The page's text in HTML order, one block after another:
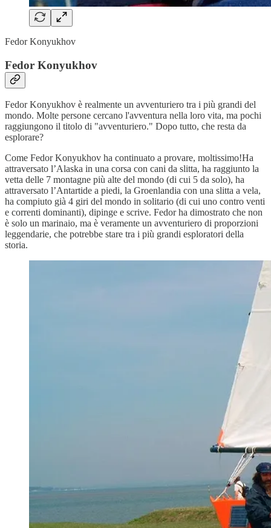
Fedor Konyukhov
Fedor Konyukhov
Fedor Konyukhov è realmente un avventuriero tra i più grandi del
mondo. Molte persone cercano l'avventura nella loro vita, ma pochi
raggiungono il titolo di "avventuriero." Dopo tutto, che resta da
esplorare?
Come Fedor Konyukhov ha continuato a provare, moltissimo!Ha
attraversato l’Alaska in una corsa con cani da slitta, ha raggiunto la
vetta delle 7 montagne più alte del mondo (di cui 5 da solo), ha
attraversato l’Antartide a piedi, la Groenlandia con una slitta a vela,
ha compiuto già 4 giri del mondo in solitario (di cui uno contro venti
e correnti dominanti), dipinge e scrive. Fedor ha dimostrato che non
è solo un marinaio, ma è veramente un avventuriero di proporzioni
leggendarie, che potrebbe stare tra i più grandi esploratori della
storia.